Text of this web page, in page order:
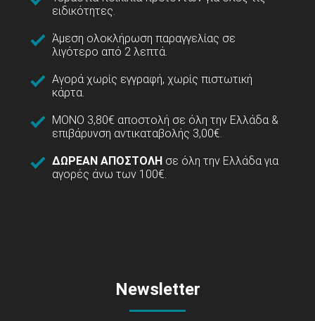
ειδικότητες.
Άμεση ολοκλήρωση παραγγελίας σε
λιγότερο από 2 λεπτά.
Αγορά χωρίς εγγραφή, χωρίς πιστωτική
κάρτα.
ΜΟΝΟ 3,80€ αποστολή σε όλη την Ελλάδα &
επιβάρυνση αντικαταβολής 3,00€.
ΔΩΡΕΑΝ ΑΠΟΣΤΟΛΗ σε όλη την Ελλάδα για
αγορές άνω των 100€.
Newsletter